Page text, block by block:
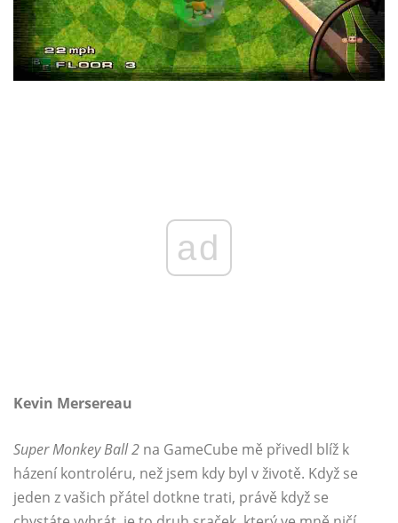
ad
Kevin Mersereau
Super Monkey Ball 2 na GameCube mě přivedl blíž k
házení kontroléru, než jsem kdy byl v životě. Když se
jeden z vašich přátel dotkne trati, právě když se